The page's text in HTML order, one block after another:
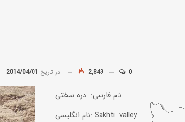
در تاریخ 2014/04/01 2,849 0
نام فارسی: دره سختی
نام انگلیسی: Sakhti valley